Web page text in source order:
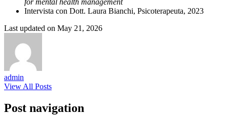
Intervista con Dott. Laura Bianchi, Psicoterapeuta, 2023
Last updated on May 21, 2026
admin
View All Posts
Post navigation